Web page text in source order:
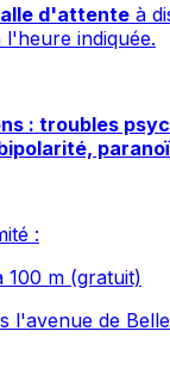
d'attenteà
indiquée.
: troubles
:
100 m (gratuit)
l'avenue de